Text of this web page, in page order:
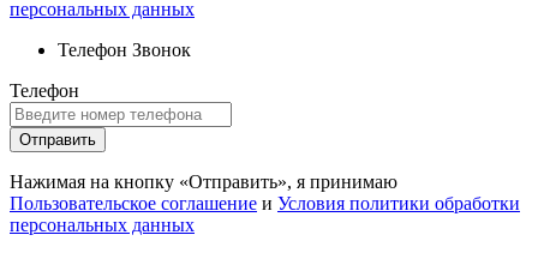
персональных данных
Телефон Звонок
Телефон
Отправить
Нажимая на кнопку «Отправить», я принимаю
Пользовательское соглашение и Условия политики обработки
персональных данных